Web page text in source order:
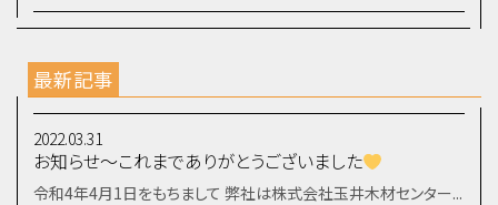
最新記事
2022.03.31
お知らせ～これまでありがとうございました
令和4年4月1日をもちまして 弊社は株式会社玉井木材センター...